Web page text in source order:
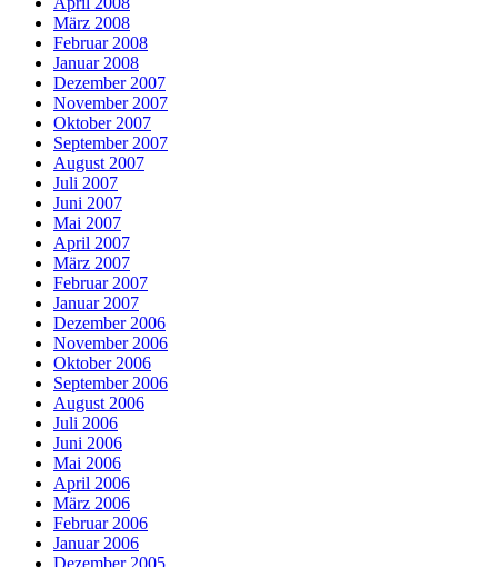
März 2008
Februar 2008
Januar 2008
Dezember 2007
November 2007
Oktober 2007
September 2007
August 2007
Juli 2007
Juni 2007
Mai 2007
April 2007
März 2007
Februar 2007
Januar 2007
Dezember 2006
November 2006
Oktober 2006
September 2006
August 2006
Juli 2006
Juni 2006
Mai 2006
April 2006
März 2006
Februar 2006
Januar 2006